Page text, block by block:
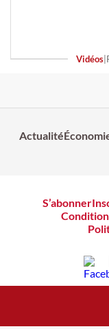
Vidéos
Actualité
S’abonner